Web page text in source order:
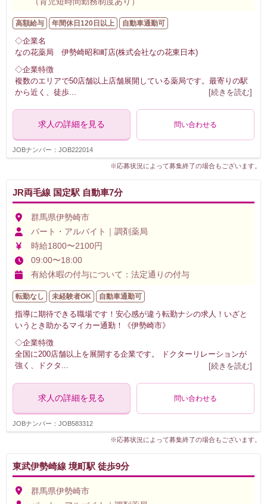
高額給与 年間休日120日以上 自動車通勤可
◇企業名
なの花薬局 伊勢崎昭和町店(株式会社なの花東日本)
◇企業特徴
複数のエリアで50店舗以上店舗展開している薬局です。最寄りの駅
から近く、徒歩
[続きを読む]
求人の詳細を見る 問い合わせる
JOBナンバー：JOB222014
※応募状況によって募集終了の場合もございます。
JR両毛線 国定駅 自動車7分
群馬県伊勢崎市
パート・アルバイト｜調剤薬局
時給1800〜2100円
09:00〜18:00
有給休暇の付与について：法定通りの付与
転勤なし 未経験者OK 自動車通勤可
指導に期待できる職場です！安心感が違う転勤ナシの求人！いざと
いうとき助かるマイカー通勤！《伊勢崎市》
◇企業特徴
全国に200店舗以上を展開する企業です。 ドクターリレーションが
強く、ドクタ ... [続きを読む]
求人の詳細を見る 問い合わせる
JOBナンバー：JOB583312
※応募状況によって募集終了の場合もございます。
東武伊勢崎線 境町駅 徒歩9分
群馬県伊勢崎市